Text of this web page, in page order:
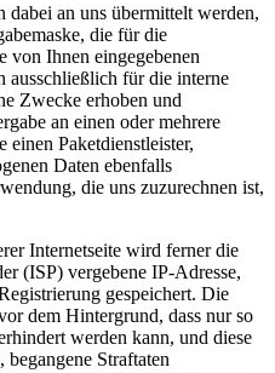
dabei an uns übermittelt werden,
die für die
Ihnen eingegebenen
ausschließlich für die interne
Zwecke erhoben und
an einen oder mehrere
einen Paketdienstleister,
Daten ebenfalls
die uns zuzurechnen ist,
Internetseite wird ferner die
(ISP) vergebene IP-Adresse,
gespeichert. Die
dem Hintergrund, dass nur so
werden kann, und diese
Straftaten